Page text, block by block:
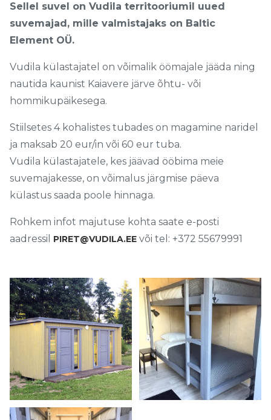
Sellel suvel on Vudila territooriumil uued
suvemajad, mille valmistajaks on Baltic
Element OÜ.
Vudila külastajatel on võimalik öömajale jääda ning
nautida kaunist Kaiavere järve õhtu- või
hommikupäikesega.
Stiilsetes 4 kohalistes tubades on magamine naridel
ja maksab 20 eur/in või 60 eur tuba.
Vudila külastajatele, kes jäävad ööbima meie
suvemajakesse, on võimalus järgmise päeva
külastus saada poole hinnaga.
Rohkem infot majutuse kohta saate e-posti
aadressil PIRET@VUDILA.EE või tel: +372 55679991